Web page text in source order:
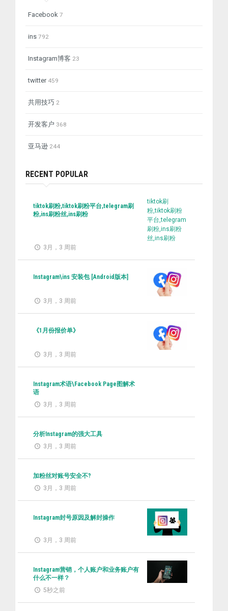
Facebook 7
ins 792
Instagram博客 23
twitter459
共用技巧 2
开发客户 368
亚马逊 244
RECENT POPULAR
tiktok刷
粉,tiktok刷粉
平台,telegram
刷粉,ins刷粉
丝,ins刷粉
tiktok刷粉,tiktok刷粉平台,telegram刷
粉,ins刷粉丝,ins刷粉
3月，3 周前
Instagram\ins 安装包 [Android版本]
3月，3 周前
《1月份报价单》
3月，3 周前
Instagram术语\Facebook Page图解术
语
3月，3 周前
分析Instagram的强大工具
3月，3 周前
加粉丝对账号安全不?
3月，3 周前
Instagram封号原因及解封操作
3月，3 周前
Instagram营销，个人账户和业务账户有
什么不一样？
5秒之前